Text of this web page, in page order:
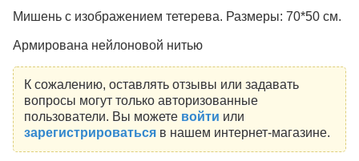
Мишень с изображением тетерева. Размеры: 70*50 см.
Армирована нейлоновой нитью
К сожалению, оставлять отзывы или задавать
вопросы могут только авторизованные
пользователи. Вы можете войти или
зарегистрироватьсяв нашем интернет-магазине.